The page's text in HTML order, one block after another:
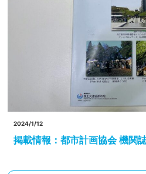
2024/1/12
掲載情報：都市計画協会 機関